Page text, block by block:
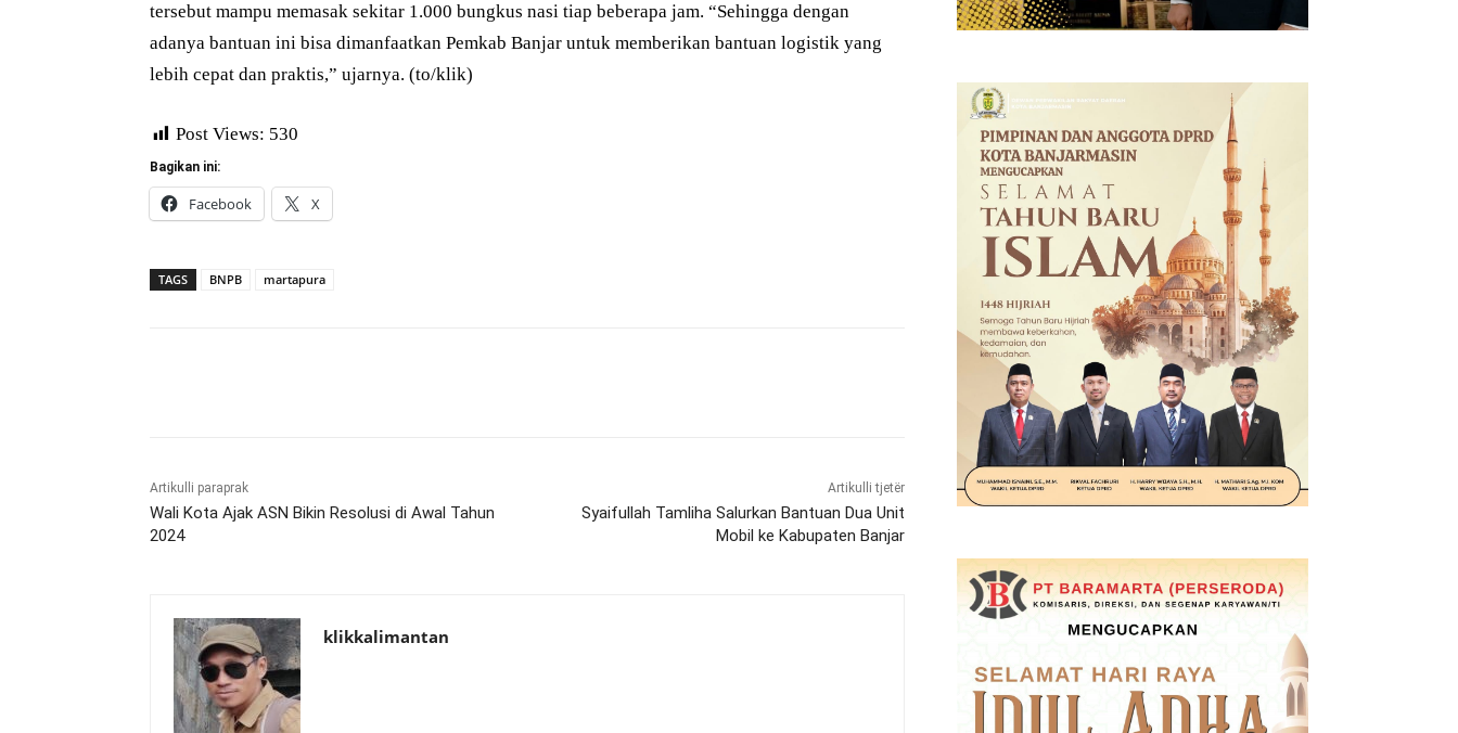
tersebut mampu memasak sekitar 1.000 bungkus nasi tiap beberapa jam. “Sehingga dengan
adanya bantuan ini bisa dimanfaatkan Pemkab Banjar untuk memberikan bantuan logistik yang
lebih cepat dan praktis,” ujarnya. (to/klik)
Post Views: 530
Bagikan ini:
Facebook X
TAGS BNPB martapura
Artikulli paraprak
Wali Kota Ajak ASN Bikin Resolusi di Awal Tahun
2024
Artikulli tjetër
Syaifullah Tamliha Salurkan Bantuan Dua Unit
Mobil ke Kabupaten Banjar
klikkalimantan